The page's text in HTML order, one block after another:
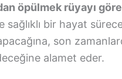
öpülmek rüyayı
sağlıklı bir hayat
son
alamet eder.